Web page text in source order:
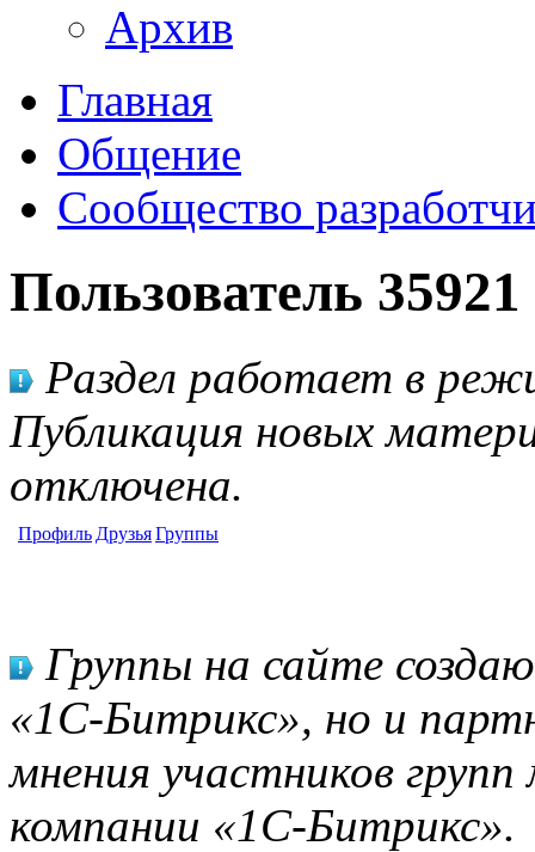
Архив
Главная
Общение
Сообщество
Пользователь 35921
Раздел работает в
Публикация новых
отключена.
Профиль ДрузьяГруппы
Группы на сайте
«1С-Битрикс», но и
мнения участников
компании «1С-Битрикс».